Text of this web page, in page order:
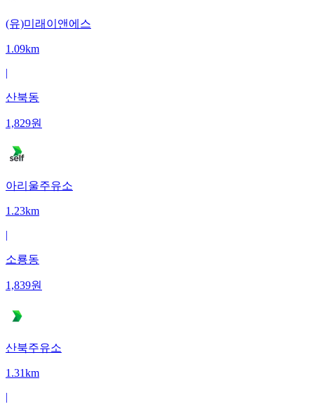
(유)미래이앤에스
1.09km
|
산북동
1,829원
아리울주유소
1.23km
|
소룡동
1,839원
산북주유소
1.31km
|